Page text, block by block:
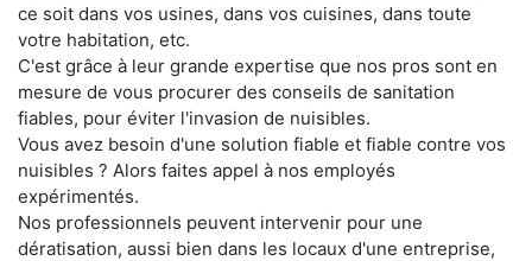
ce soit dans vos usines, dans vos cuisines, dans toute
votre habitation, etc.
C'est grâce à leur grande expertise que nos pros sont en
mesure de vous procurer des conseils de sanitation
fiables, pour éviter l'invasion de nuisibles.
Vous avez besoin d'une solution fiable et fiable contre vos
nuisibles ? Alors faites appel à nos employés
expérimentés.
Nos professionnels peuvent intervenir pour une
dératisation, aussi bien dans les locaux d'une entreprise,